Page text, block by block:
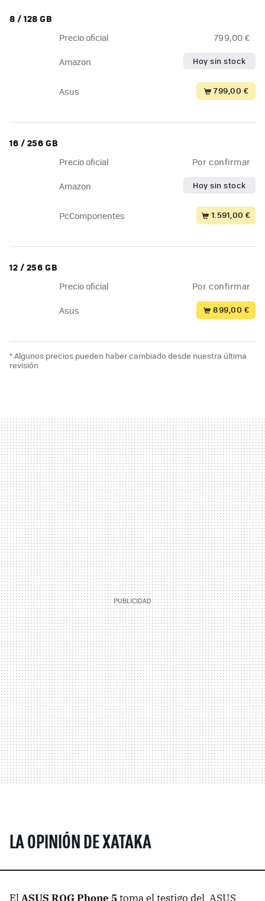
8 / 128 GB
Precio oficial 799,00 €
Amazon Hoy sin stock
Asus 799,00 €
16 / 256 GB
Precio oficial Por confirmar
Amazon Hoy sin stock
PcComponentes 1.591,00 €
12 / 256 GB
Precio oficial Por confirmar
Asus 899,00 €
* Algunos precios pueden haber cambiado desde nuestra última
revisión
LA OPINIÓN DE XATAKA
El ASUS ROG Phone 5toma el testigo del ASUS